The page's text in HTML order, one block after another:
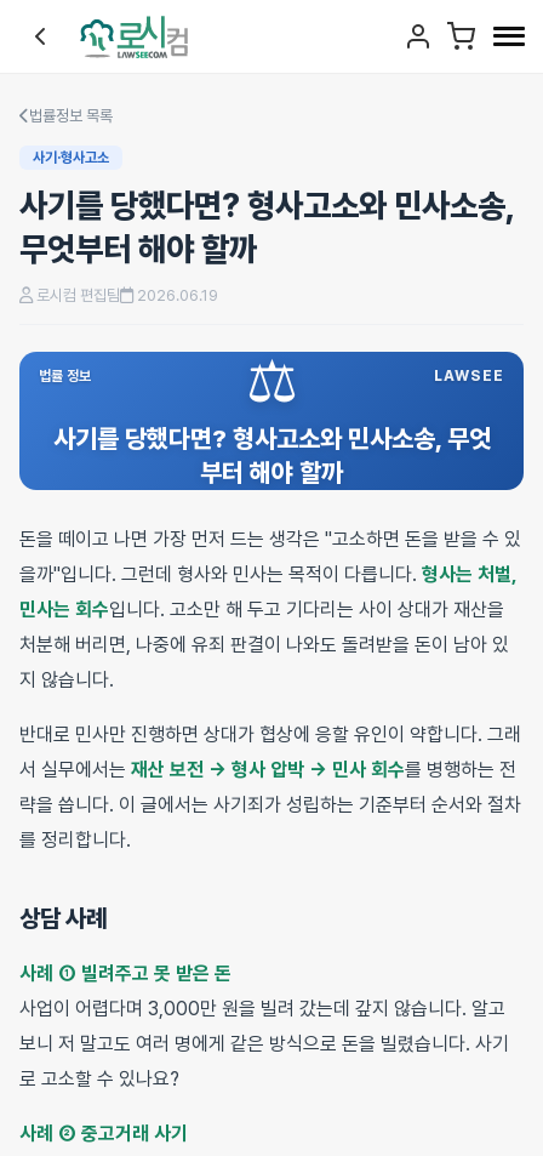
법률정보 목록
사기·형사고소
사기를 당했다면? 형사고소와 민사소송,
무엇부터 해야 할까
로시컴 편집팀 2026.06.19
법률 정보 ⚖️
사기를 당했다면? 형사고소와 민사소송, 무엇
부터 해야 할까
LAWSEE
돈을 떼이고 나면 가장 먼저 드는 생각은 "고소하면 돈을 받을 수 있
을까"입니다. 그런데 형사와 민사는 목적이 다릅니다. 형사는 처벌,
민사는 회수입니다. 고소만 해 두고 기다리는 사이 상대가 재산을
처분해 버리면, 나중에 유죄 판결이 나와도 돌려받을 돈이 남아 있
지 않습니다.
반대로 민사만 진행하면 상대가 협상에 응할 유인이 약합니다. 그래
서 실무에서는 재산 보전 → 형사 압박 → 민사 회수를 병행하는 전
략을 씁니다. 이 글에서는 사기죄가 성립하는 기준부터 순서와 절차
를 정리합니다.
상담 사례
사례 ① 빌려주고 못 받은 돈
사업이 어렵다며 3,000만 원을 빌려 갔는데 갚지 않습니다. 알고
보니 저 말고도 여러 명에게 같은 방식으로 돈을 빌렸습니다. 사기
로 고소할 수 있나요?
사례 ② 중고거래 사기